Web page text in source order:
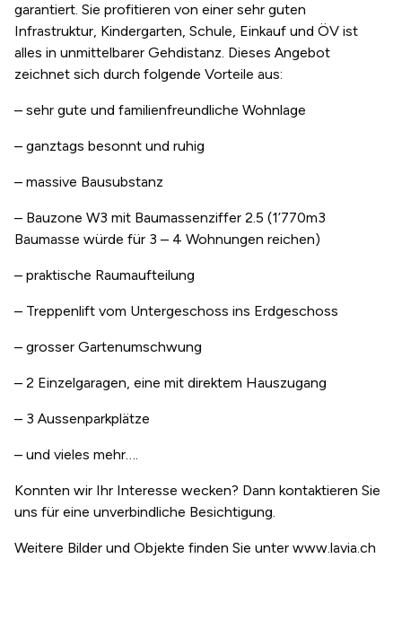
garantiert. Sie profitieren von einer sehr guten
Infrastruktur, Kindergarten, Schule, Einkauf und ÖV ist
alles in unmittelbarer Gehdistanz. Dieses Angebot
zeichnet sich durch folgende Vorteile aus:
– sehr gute und familienfreundliche Wohnlage
– ganztags besonnt und ruhig
– massive Bausubstanz
– Bauzone W3 mit Baumassenziffer 2.5 (1’770m3
Baumasse würde für 3 – 4 Wohnungen reichen)
– praktische Raumaufteilung
– Treppenlift vom Untergeschoss ins Erdgeschoss
– grosser Gartenumschwung
– 2 Einzelgaragen, eine mit direktem Hauszugang
– 3 Aussenparkplätze
– und vieles mehr….
Konnten wir Ihr Interesse wecken? Dann kontaktieren Sie
uns für eine unverbindliche Besichtigung.
Weitere Bilder und Objekte finden Sie unter www.lavia.ch